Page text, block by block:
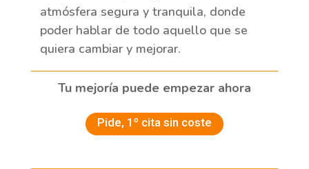
atmósfera segura y tranquila, donde
poder hablar de todo aquello que se
quiera cambiar y mejorar.
Tu mejoría puede empezar ahora
Pide, 1º cita sin coste